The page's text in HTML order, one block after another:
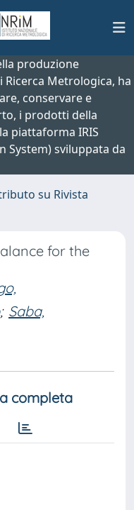
produzione
Ricerca Metrologica, ha
conservare e
i prodotti della
piattaforma IRIS
System) sviluppata da
su Rivista
for the
; Saba,
completa